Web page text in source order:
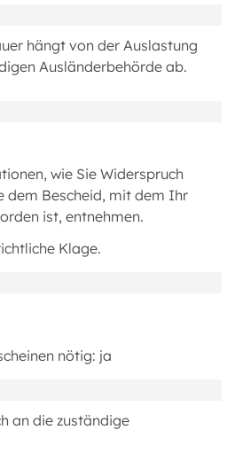
hängt von der Auslastung
Ausländerbehörde ab.
wie Sie Widerspruch
dem Bescheid, mit dem Ihr
ist, entnehmen.
Klage.
nötig: ja
an die zuständige